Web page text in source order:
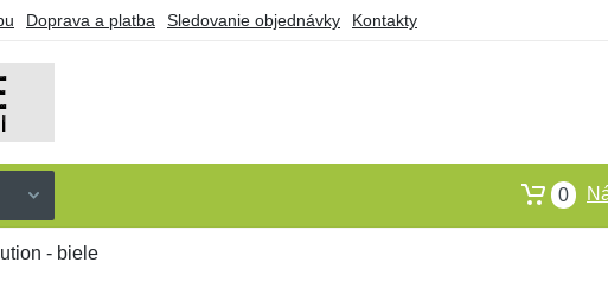
Doprava a platba Sledovanie objednávky Kontakty
0
- biele